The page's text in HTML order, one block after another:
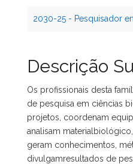
2030-25 - Pesquisador
Descrição
Os profissionais desta
de pesquisa em ciências
projetos, coordenam
analisam
geram conhecimentos,
divulgamresultados de